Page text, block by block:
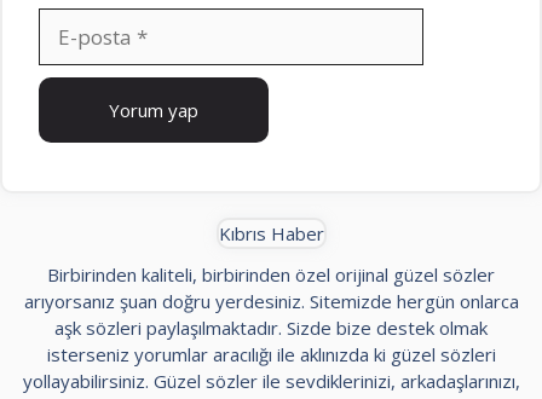
posta
İnternet
Kıbrıs Haber
Birbirinden kaliteli, birbirinden özel orijinal güzel sözler
arıyorsanız şuan doğru yerdesiniz. Sitemizde hergün onlarca
aşk sözleri paylaşılmaktadır. Sizde bize destek olmak
isterseniz yorumlar aracılığı ile aklınızda ki güzel sözleri
yollayabilirsiniz. Güzel sözler ile sevdiklerinizi, arkadaşlarınızı,